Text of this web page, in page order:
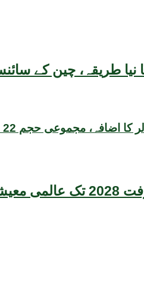
کا نیا طریقہ، چین کے
انتباہ